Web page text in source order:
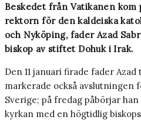
Beskedet från Vatikanen kom
rektorn för den kaldeiska
och Nyköping, fader Azad
biskop av stiftet Dohuk i Irak.
Den 11 januari firade fader
markerade också avslutningen
Sverige; på fredag påbörjar
kyrkan med en högtidlig